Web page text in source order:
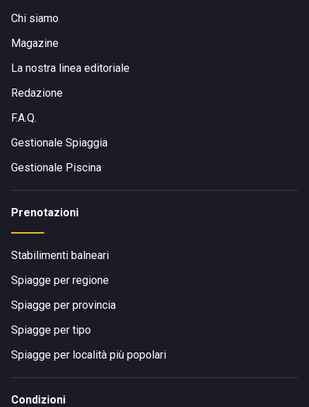
Chi siamo
Magazine
La nostra linea editoriale
Redazione
F.A.Q.
Gestionale Spiaggia
Gestionale Piscina
Prenotazioni
Stabilimenti balneari
Spiagge per regione
Spiagge per provincia
Spiagge per tipo
Spiagge per località più popolari
Condizioni